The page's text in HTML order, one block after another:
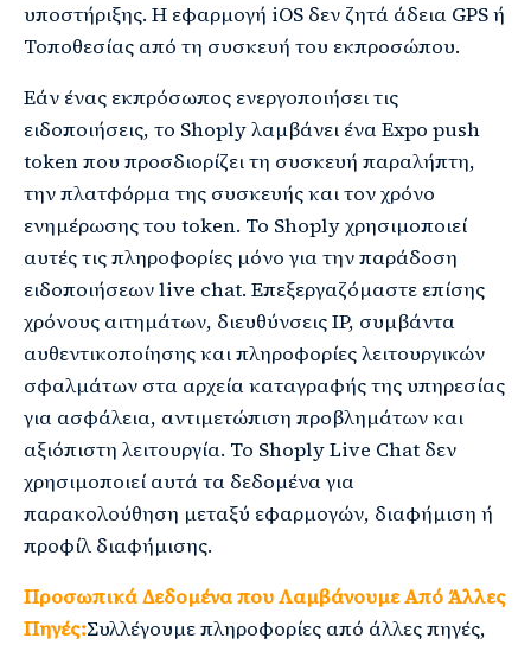
υποστήριξης. Η εφαρμογή iOS δεν ζητά άδεια GPS ή
Τοποθεσίας από τη συσκευή του εκπροσώπου.
Εάν ένας εκπρόσωπος ενεργοποιήσει τις
ειδοποιήσεις, το Shoply λαμβάνει ένα Expo push
token που προσδιορίζει τη συσκευή παραλήπτη,
την πλατφόρμα της συσκευής και τον χρόνο
ενημέρωσης του token. Το Shoply χρησιμοποιεί
αυτές τις πληροφορίες μόνο για την παράδοση
ειδοποιήσεων live chat. Επεξεργαζόμαστε επίσης
χρόνους αιτημάτων, διευθύνσεις IP, συμβάντα
αυθεντικοποίησης και πληροφορίες λειτουργικών
σφαλμάτων στα αρχεία καταγραφής της υπηρεσίας
για ασφάλεια, αντιμετώπιση προβλημάτων και
αξιόπιστη λειτουργία. Το Shoply Live Chat δεν
χρησιμοποιεί αυτά τα δεδομένα για
παρακολούθηση μεταξύ εφαρμογών, διαφήμιση ή
προφίλ διαφήμισης.
Προσωπικά Δεδομένα που Λαμβάνουμε Από Άλλες
Πηγές:Συλλέγουμε πληροφορίες από άλλες πηγές,